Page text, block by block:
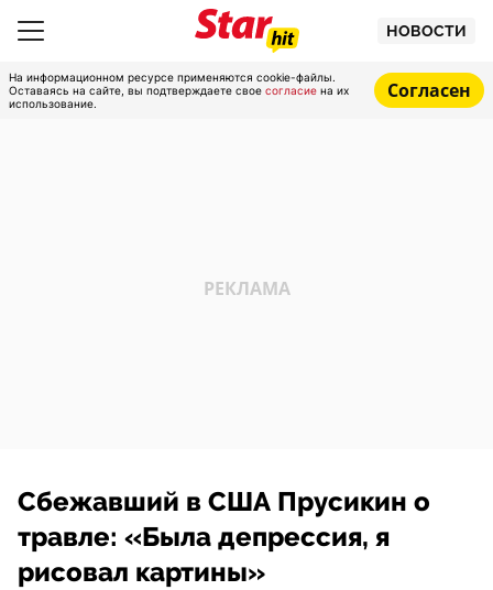
НОВОСТИ
На информационном ресурсе применяются cookie-файлы.
Оставаясь на сайте, вы подтверждаете свое согласие на их
использование.
Согласен
Сбежавший в США Прусикин о
травле: «Была депрессия, я
рисовал картины»